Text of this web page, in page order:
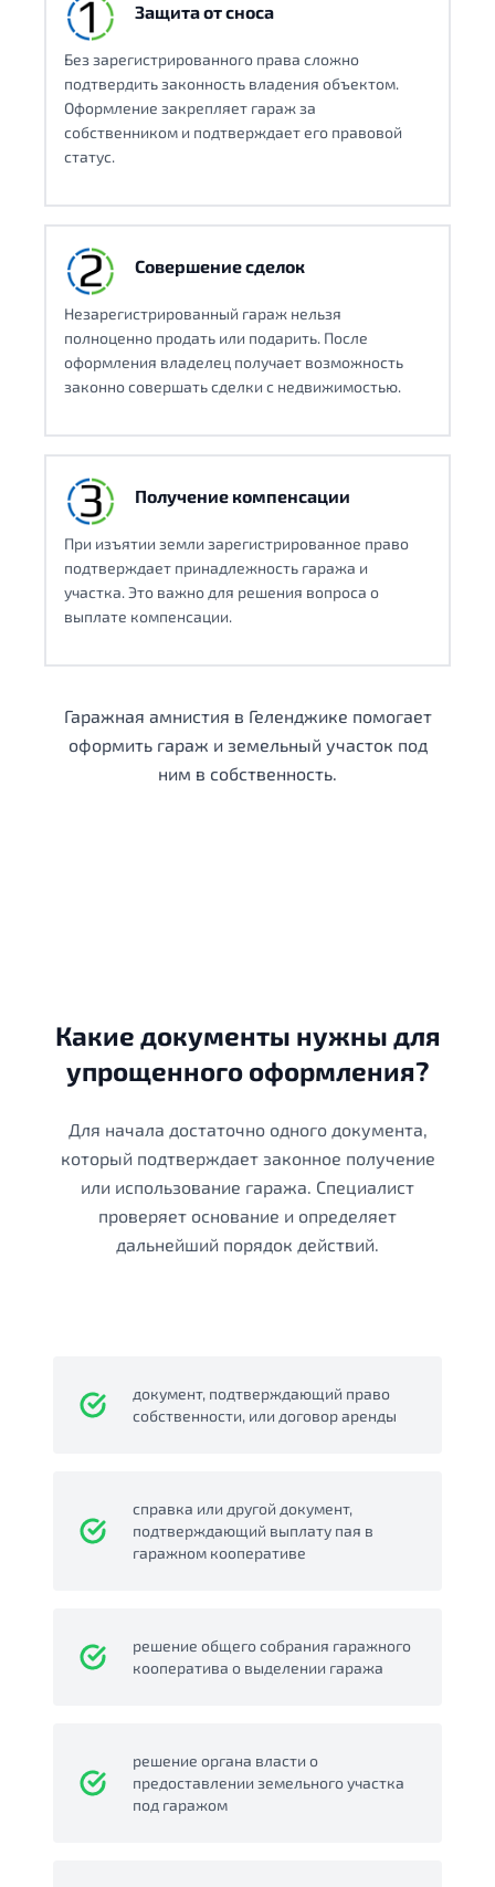
Защита от сноса
Без зарегистрированного права сложно
подтвердить законность владения объектом.
Оформление закрепляет гараж за
собственником и подтверждает его правовой
статус.
Совершение сделок
Незарегистрированный гараж нельзя
полноценно продать или подарить. После
оформления владелец получает возможность
законно совершать сделки с недвижимостью.
Получение компенсации
При изъятии земли зарегистрированное право
подтверждает принадлежность гаража и
участка. Это важно для решения вопроса о
выплате компенсации.
Гаражная амнистия в Геленджике помогает
оформить гараж и земельный участок под
ним в собственность.
Какие документы нужны для
упрощенного оформления?
Для начала достаточно одного документа,
который подтверждает законное получение
или использование гаража. Специалист
проверяет основание и определяет
дальнейший порядок действий.
документ, подтверждающий право
собственности, или договор аренды
справка или другой документ,
подтверждающий выплату пая в
гаражном кооперативе
решение общего собрания гаражного
кооператива о выделении гаража
решение органа власти о
предоставлении земельного участка
под гаражом